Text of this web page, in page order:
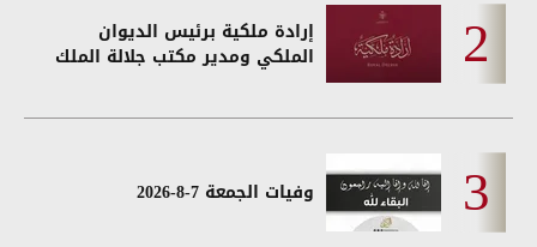
إرادة ملكية برئيس الديوان
الملكي ومدير مكتب جلالة الملك
وفيات الجمعة 7-8-2026